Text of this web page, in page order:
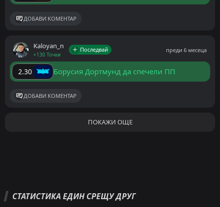
ДОБАВИ КОМЕНТАР
Kaloyan_n
+130 Точки
Последвай преди 6 месеца
2.30 Борусия Дортмунд да спечели ПП
ДОБАВИ КОМЕНТАР
ПОКАЖИ ОЩЕ
СТАТИСТИКА ЕДИН СРЕЩУ ДРУГ